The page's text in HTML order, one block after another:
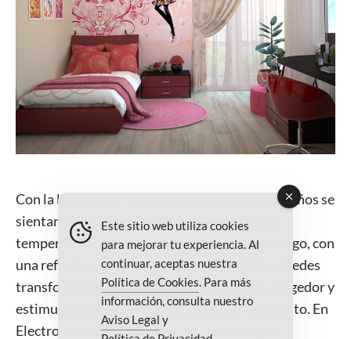
Con la llegada del invierno, es común que los niños se
sientan más desanimados debido a las bajas
temperaturas y los días más cortos. Sin embargo, con
una reforma adecuada en sus habitaciones, puedes
transformar su espacio en un lugar cálido, acogedor y
estimulante para que su ánimo se mantenga alto. En
Electrosmart SL, te damos algunos consejos
Este sitio web utiliza cookies
para mejorar tu experiencia. Al
continuar, aceptas nuestra
Política de Cookies . Para más
información, consulta nuestro
Aviso Legal y